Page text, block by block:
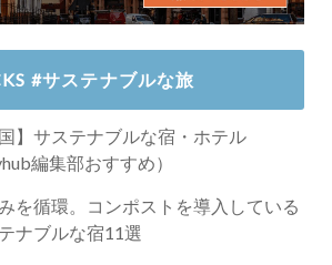
#サステナブルな旅
国】サステナブルな宿・ホテル
編集部おすすめ）
を循環。コンポストを導入している
ナブルな宿11選